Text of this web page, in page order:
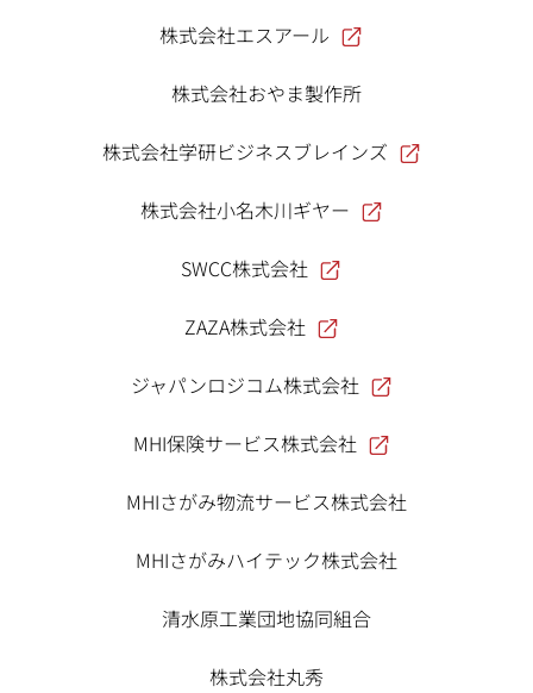
株式会社エスアール
株式会社おやま製作所
株式会社学研ビジネスブレインズ
株式会社小名木川ギヤー
SWCC株式会社
ZAZA株式会社
ジャパンロジコム株式会社
MHI保険サービス株式会社
MHIさがみ物流サービス株式会社
MHIさがみハイテック株式会社
清水原工業団地協同組合
株式会社丸秀